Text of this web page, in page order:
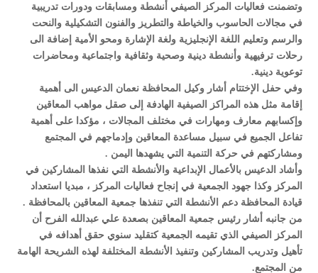
وتضمنت فعاليات المركز الصيفي أنشطة ومسابقات ودورات تدريبية
في مجالات الحاسوب والخياطة والتطريز والفنون التشكيلية والنحت
والرسم وتعليم اللغة الإنجليزية ولغة الإشارة ومحو الأمية إضافة الى
رحلات ترفيهية وأنشطة دينية وصحية وثقافية واجتماعية ومحاضرات
توعوية دينية.
وفي حفل الإختتام أشار وكيل المحافظة نعمان الدعيس الى أهمية
إقامة مثل هذه المراكز الصيفية الهادفة إلى صقل مواهب المعاقين
وإكسابهم معارف ومهارات في مختلف المجالات ، مؤكدا على أهمية
تفاعل الجميع في سبيل مساعدة المعاقين وإدماجهم في المجتمع
ومشاركتهم في حركة التنمية التي يشهدها اليمن .
وأشاد الدعيس بالأعمال الإبداعية والأنشطة التي نفذها المشاركين في
المركز وكذا جهود الجمعية في إنجاح فعاليات المركز ، مبديا استعداد
قيادة المحافظة دعم الأنشطة التي تنفذها جمعية المعاقين بالمحافظة .
من جانبه أشار رئيس جمعية المعاقين بصعدة علي عبدالله الفرح أن
المركز الصيفي الذي تقيمه الجمعية كتقليد سنوي حقق أهدافه في
تأهيل وتدريب المشاركين وتنفيذ الأنشطة المختلفة لهذه الشريحة الهامة
من المجتمع.